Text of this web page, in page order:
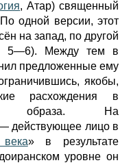
, Атар) священный
одной версии, этот
на запад, по другой
5—6). Между тем в
предложенные ему
якобы,
расхождения в
образа. На
действующее лицо в
» в результате
уровне он